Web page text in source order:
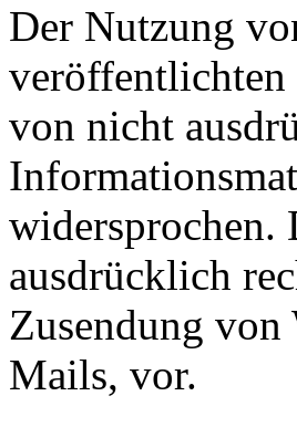
Der Nutzung
veröffentlichten
von nicht
widersprochen.
ausdrücklich
Zusendung von
Mails, vor.